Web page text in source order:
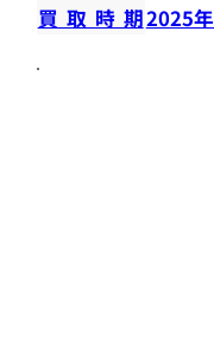
買取時期2025